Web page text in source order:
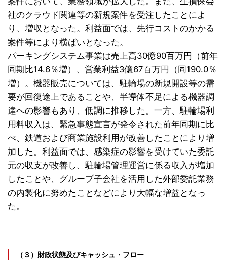
社のクラウド関連等の新規案件を受注したことによ
り、増収となった。利益面では、先行コストのかかる
案件等により横ばいとなった。
パーキングシステム事業は売上高30億90百万円（前年
同期比14.6％増）、営業利益3億67百万円（同190.0％
増）。機器販売については、駐輪場の新規開設等の需
要が回復途上であることや、半導体不足による機器調
達への影響もあり、低調に推移した。一方、駐輪場利
用料収入は、緊急事態宣言が発令された前年同期に比
べ、鉄道および商業施設利用が改善したことにより増
加した。利益面では、感染症の影響を受けていた委託
元の収支が改善し、駐輪場管理運営に係る収入が増加
したことや、グループ子会社を活用した外部委託業務
の内製化に努めたことなどにより大幅な増益となっ
た。
（３）財政状態及びキャッシュ・フロー